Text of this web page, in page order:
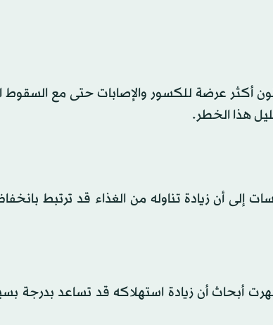
أكثر عرضة للكسور والإصابات حتى مع السقوط
هذا الخطر.
إلى أن زيادة تناوله من الغذاء قد ترتبط
أبحاث أن زيادة استهلاكه قد تساعد بدرجة